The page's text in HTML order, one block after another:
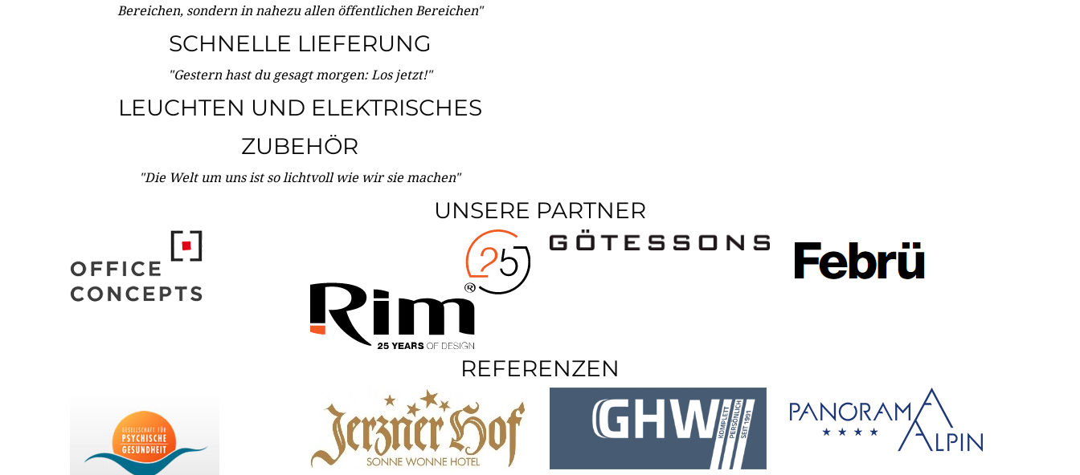
Bereichen, sondern in nahezu allen öffentlichen Bereichen"
SCHNELLE LIEFERUNG
"Gestern hast du gesagt morgen: Los jetzt!"
LEUCHTEN UND ELEKTRISCHES
ZUBEHÖR
"Die Welt um uns ist so lichtvoll wie wir sie machen"
UNSERE PARTNER
REFERENZEN